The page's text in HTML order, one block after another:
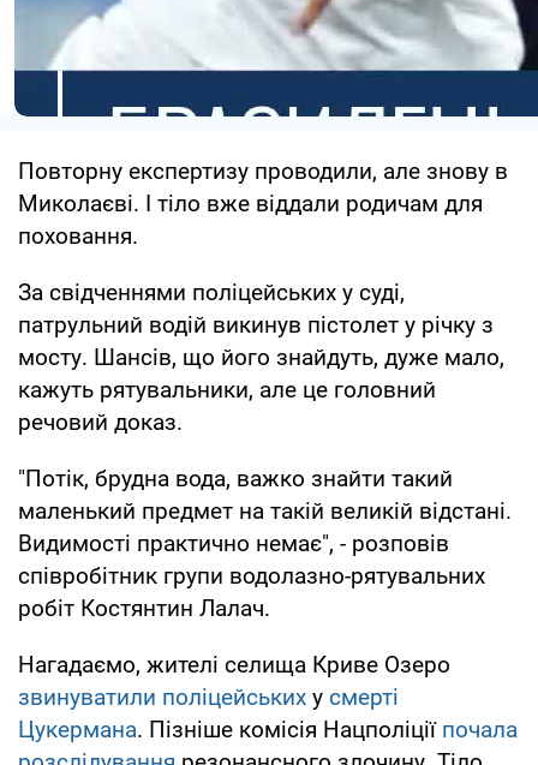
Повторну експертизу проводили, але знову в
Миколаєві. І тіло вже віддали родичам для
поховання.
За свідченнями поліцейських у суді,
патрульний водій викинув пістолет у річку з
мосту. Шансів, що його знайдуть, дуже мало,
кажуть рятувальники, але це головний
речовий доказ.
"Потік, брудна вода, важко знайти такий
маленький предмет на такій великій відстані.
Видимості практично немає", - розповів
співробітник групи водолазно-рятувальних
робіт Костянтин Лалач.
Нагадаємо, жителі селища Криве Озеро
звинуватили поліцейських у смерті
Цукермана. Пізніше комісія Нацполіції почала